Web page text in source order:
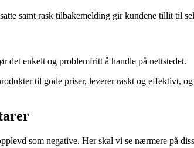
samt rask tilbakemelding gir kundene tillit til
det enkelt og problemfritt å handle på nettstedet.
til gode priser, leverer raskt og effektivt,
som negative. Her skal vi se nærmere på